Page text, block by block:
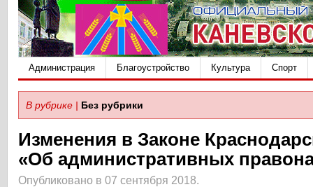
Администрация Благоустройство Культура Спорт
В рубрике | Без рубрики
Изменения в Законе
«Об административных
Опубликовано в 07 сентября 2018.